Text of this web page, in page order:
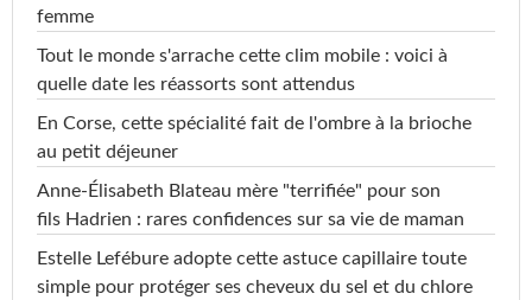
femme
Tout le monde s'arrache cette clim mobile : voici à
quelle date les réassorts sont attendus
En Corse, cette spécialité fait de l'ombre à la brioche
au petit déjeuner
Anne-Élisabeth Blateau mère "terrifiée" pour son
fils Hadrien : rares confidences sur sa vie de maman
Estelle Lefébure adopte cette astuce capillaire toute
simple pour protéger ses cheveux du sel et du chlore